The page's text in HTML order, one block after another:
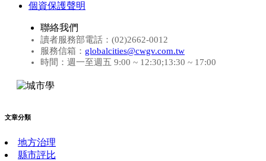
個資保護聲明
聯絡我們
讀者服務部電話：(02)2662-0012
服務信箱： globalcities@cwgv.com.tw
時間：週一至週五 9:00 ~ 12:30;13:30 ~ 17:00
文章分類
地方治理
縣市評比